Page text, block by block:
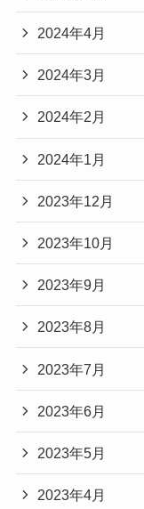
2024年4月
2024年3月
2024年2月
2024年1月
2023年12月
2023年10月
2023年9月
2023年8月
2023年7月
2023年6月
2023年5月
2023年4月